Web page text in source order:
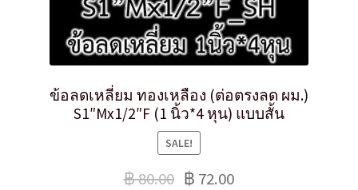
ข้อลดเหลี่ยม ทองเหลือง (ต่อตรงลด ผม.)
S1″Mx1/2″F (1 นิ้ว*4 หุน) แบบสั้น
SALE!
฿80.00 ฿ 72.00